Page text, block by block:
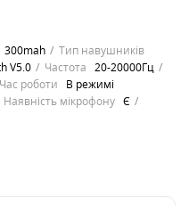
300mah
Тип навушників
V5.0 Частота 20-20000Гц
Час роботи
В режимі
Наявність мікрофону Є